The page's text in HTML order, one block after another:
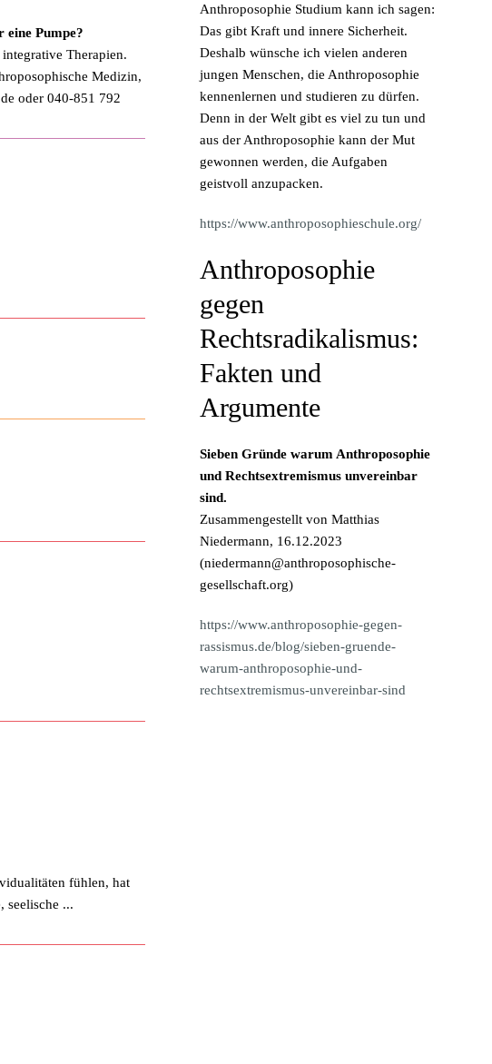
Pumpe?
Therapien.
Medizin,
oder 040-851 792
fühlen, hat
seelische ...
Anthroposophie Studium kann ich sagen:
Das gibt Kraft und innere Sicherheit.
Deshalb wünsche ich vielen anderen
jungen Menschen, die Anthroposophie
kennenlernen und studieren zu dürfen.
Denn in der Welt gibt es viel zu tun und
aus der Anthroposophie kann der Mut
gewonnen werden, die Aufgaben
geistvoll anzupacken.
https://www.anthroposophieschule.org/
Anthroposophie
gegen
Rechtsradikalismus:
Fakten und
Argumente
Sieben Gründe warum Anthroposophie
und Rechtsextremismus unvereinbar
sind.
Zusammengestellt von Matthias
Niedermann, 16.12.2023
(niedermann@anthroposophische-
gesellschaft.org)
https://www.anthroposophie-gegen-
rassismus.de/blog/sieben-gruende-
warum-anthroposophie-und-
rechtsextremismus-unvereinbar-sind